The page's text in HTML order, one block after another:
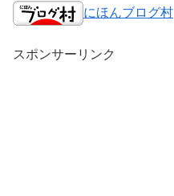
にほんブログ村
スポンサーリンク